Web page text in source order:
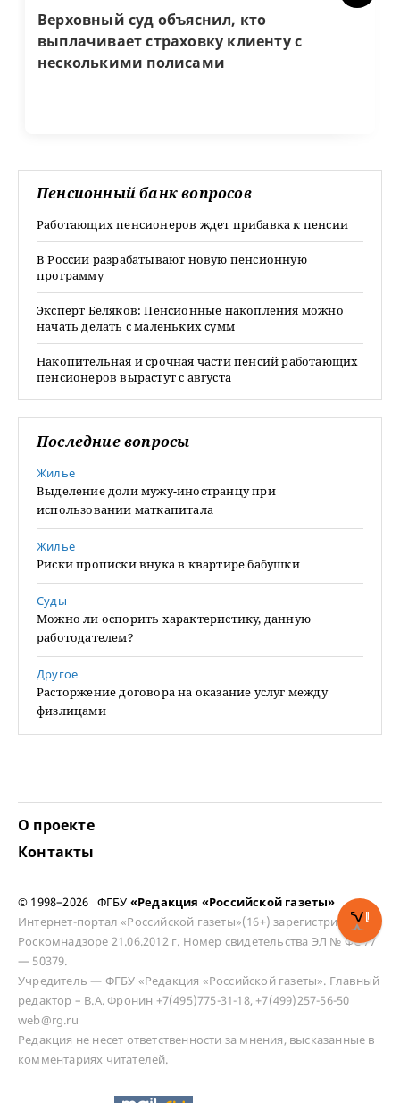
Верховный суд объяснил, кто
выплачивает страховку клиенту с
несколькими полисами
Пенсионный банк вопросов
Работающих пенсионеров ждет прибавка к пенсии
В России разрабатывают новую пенсионную
программу
Эксперт Беляков: Пенсионные накопления можно
начать делать с маленьких сумм
Накопительная и срочная части пенсий работающих
пенсионеров вырастут с августа
Последние вопросы
Жилье
Выделение доли мужу-иностранцу при
использовании маткапитала
Жилье
Риски прописки внука в квартире бабушки
Суды
Можно ли оспорить характеристику, данную
работодателем?
Другое
Расторжение договора на оказание услуг между
физлицами
О проекте
Контакты
© 1998–2026 ФГБУ «Редакция «Российской газеты»
Интернет-портал «Российской газеты»(16+) зарегистрирован в
Роскомнадзоре 21.06.2012 г. Номер свидетельства ЭЛ № ФС 77
— 50379.
Учредитель — ФГБУ «Редакция «Российской газеты». Главный
редактор – В.А. Фронин +7(495)775-31-18, +7(499)257-56-50
web@rg.ru
Редакция не несет ответственности за мнения, высказанные в
комментариях читателей.